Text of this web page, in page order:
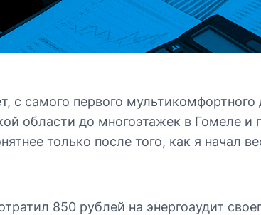
с самого первого
области до многоэтажек в Гомеле
только после того, как я начал
850 рублей на энергоаудит